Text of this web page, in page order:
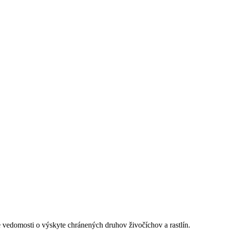
o výskyte chránených druhov živočíchov a rastlín.